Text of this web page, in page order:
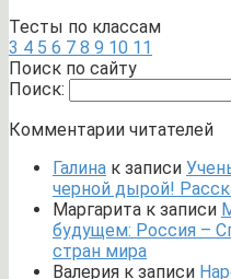
Тесты по классам
3 4 5 6 7 8 9 10 11
Поиск по сайту
Поиск:
Комментарии читателей
Галина к записи
черной дырой!
Маргарита к записи
будущем: Россия –
стран мира
Валерия к записи